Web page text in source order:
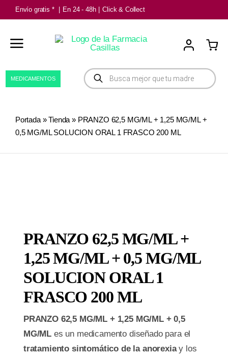
Saltar
al
contenido
Envío gratis * En 24 - 48h Click & Collect
Búsqueda
de
productos
MEDICAMENTOS
Portada»Tienda » PRANZO 62,5 MG/ML + 1,25 MG/ML +
0,5 MG/ML SOLUCION ORAL 1 FRASCO 200 ML
PRANZO 62,5 MG/ML +
1,25 MG/ML + 0,5 MG/ML
SOLUCION ORAL 1
FRASCO 200 ML
PRANZO 62,5 MG/ML + 1,25 MG/ML + 0,5
MG/ML es un medicamento diseñado para el
tratamiento sintomático de la anorexiay los